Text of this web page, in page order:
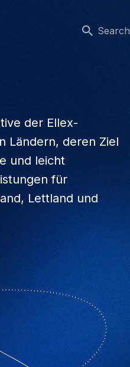
Search
der Ellex-
Ländern, deren Ziel
und leicht
für
Lettland und